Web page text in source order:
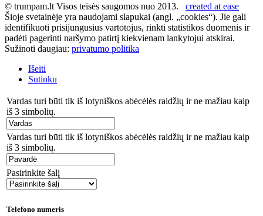
© trumpam.lt Visos teisės saugomos nuo 2013. created at ease
Šioje svetainėje yra naudojami slapukai (angl. „cookies“). Jie gali
identifikuoti prisijungusius vartotojus, rinkti statistikos duomenis ir
padėti pagerinti naršymo patirtį kiekvienam lankytojui atskirai.
Sužinoti daugiau: privatumo politika
Išeiti
Sutinku
Vardas turi būti tik iš lotyniškos abėcėlės raidžių ir ne mažiau kaip
iš 3 simbolių.
Vardas turi būti tik iš lotyniškos abėcėlės raidžių ir ne mažiau kaip
iš 3 simbolių.
Pasirinkite šalį
Telefono numeris